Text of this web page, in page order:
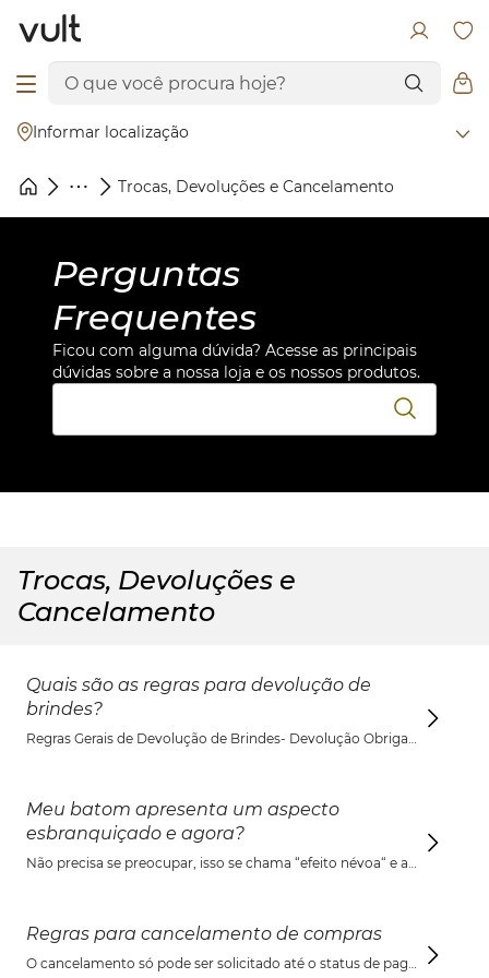
Informar localização
Trocas, Devoluções e Cancelamento
Perguntas
Frequentes
Ficou com alguma dúvida? Acesse as principais
dúvidas sobre a nossa loja e os nossos produtos.
Trocas, Devoluções e
Cancelamento
Quais são as regras para devolução de
brindes?
Regras Gerais de Devolução de Brindes- Devolução Obrigatória: Em caso de cancelamento da compra ou devolução total dos produtos, os brindes correspondentes à campanha devem ser devolvidos a Vult.- Condição do Brinde: O brinde deve ser devolvido em sua embalagem original, acompanhado de todos os acessórios.Critérios de devolução parcial- Manutenção do Brinde: Se, após a devolução parcial de alguns itens, o valor total dos produtos restantes no pedido ainda atingir o valor mínimo exigido pela campanha promocional, você não precisará devolver o brinde.- Perda do Direito: Se o valor dos produtos que permanecerem com você ficar abaixo do valor mínimo estipulado para ganhar o brinde, ele deverá ser enviado de volta dentro da caixa dos produtos devolvidos.
Meu batom apresenta um aspecto
esbranquiçado e agora?
Não precisa se preocupar, isso se chama “efeito névoa“ e acontece quando alguns ingredientes da fórmula migram para a superfície do batom. É importante ressaltar que este fenômeno não altera as propriedades originais do batom. Ele permanece seguro para uso, mantendo sua performance e qualidade originais. Você pode continuar utilizando seu batom normalmente!
Regras para cancelamento de compras
O cancelamento só pode ser solicitado até o status de pagamento aprovado (antes da Emissão da Nota Fiscal), que em geral, acontece minutos após a conclusão do pedido. Após faturado, orientamos a recusa ou devolução do pedido.- Pedidos no status “Aguardando pagamento“: O cancelamento ocorre automaticamente caso o pagamento não seja identificado.- Pedidos no status “Aguardando confirmação de pagamento“: O cancelamento pode ser feito somente após a confirmação e antes do faturamento.- Após solicitar o cancelamento, o consumidor será reembolsado, conforme o modelo de pagamento.- O reembolso acontece dentro do prazo de até duas faturas para cartão e até 5 dias para PIX, contando a partir do momento do cancelamento.> Caso o pedido já esteja faturado, você pode recusar a entrega do seu pedido que nós iniciaremos o processo de cancelamento. > Caso você já tenha recebido o pedido, acesse o tópico: Trocas, Devoluções e Cancelamento para verificar informações sobre o processo de devolução.Para cancelar o pedido entre em contato com os canais de atendimento: 11 96300 1561 (whatsapp) ou 11 3716 3521 (telefone)